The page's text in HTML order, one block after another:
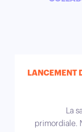
LANCEMENT
La
primordiale.